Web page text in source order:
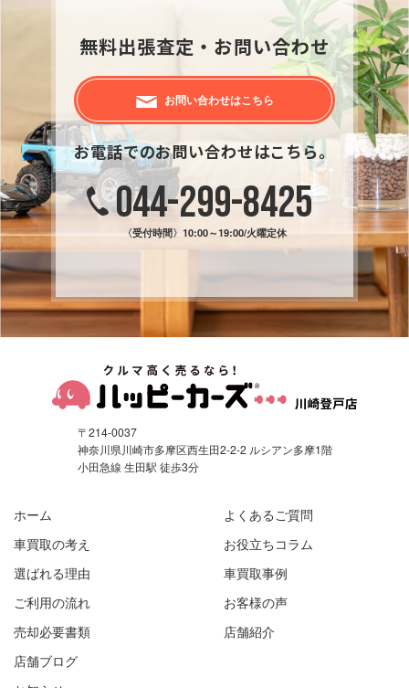
無料出張査定・お問い合わせ
お問い合わせはこちら
お電話でのお問い合わせはこちら。
044-299-8425
〈受付時間〉 10:00～19:00/火曜定休
〒214-0037
神奈川県川崎市多摩区西生田2-2-2 ルシアン多摩1階
小田急線 生田駅 徒歩3分
ホーム
車買取の考え
選ばれる理由
ご利用の流れ
売却必要書類
よくあるご質問
お役立ちコラム
車買取事例
お客様の声
店舗紹介
店舗ブログ